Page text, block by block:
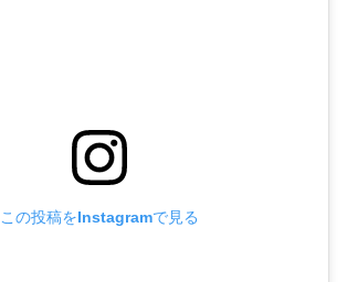
この投稿をInstagramで見る